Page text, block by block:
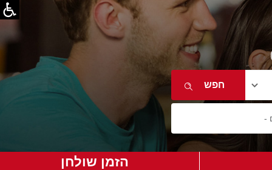
הזמן שולחן